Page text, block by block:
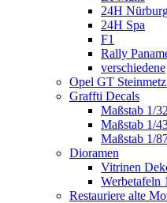
24H
24H Spa
F1
Rally
verschiedene
Opel GT
Graffti Decals
Maßstab 1/32
Maßstab 1/
Maßstab 1/
Dioramen
Vitrinen
Werbetafeln
Restauriere alte